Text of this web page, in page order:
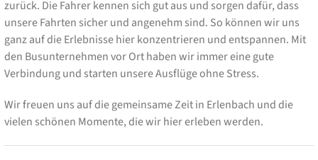
zurück. Die Fahrer kennen sich gut aus und sorgen dafür, dass
unsere Fahrten sicher und angenehm sind. So können wir uns
ganz auf die Erlebnisse hier konzentrieren und entspannen. Mit
den Busunternehmen vor Ort haben wir immer eine gute
Verbindung und starten unsere Ausflüge ohne Stress.
Wir freuen uns auf die gemeinsame Zeit in Erlenbach und die
vielen schönen Momente, die wir hier erleben werden.